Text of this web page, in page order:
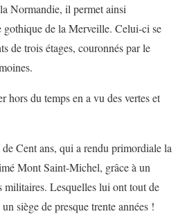
Normandie, il permet ainsi
gothique de la Merveille. Celui-ci se
de trois étages, couronnés par le
hors du temps en a vu des vertes et
Cent ans, qui a rendu primordiale la
Mont Saint-Michel, grâce à un
militaires. Lesquelles lui ont tout de
siège de presque trente années !